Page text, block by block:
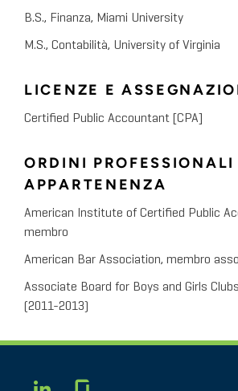
B.S., Finanza, Miami University
M.S., Contabilità, University of Virginia
LICENZE E
Certified Public Accountant [CPA]
ORDINI PROFESSIONALI
APPARTENENZA
American Institute of Certified Public
membro
American Bar Association, membro
Associate Board for Boys and Girls
(2011-2013)